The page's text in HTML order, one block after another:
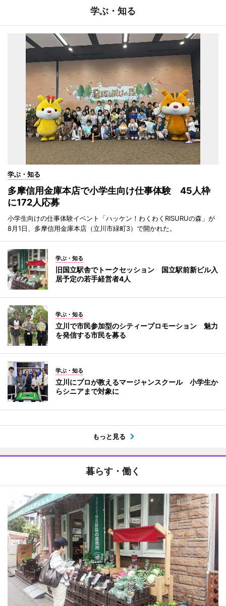
学ぶ・知る
学ぶ・知る
多摩信用金庫本店で小学生向け仕事体験 45人枠
に172人応募
小学生向けの仕事体験イベント「ハッケン！わくわくRISURUの森」が
8月1日、多摩信用金庫本店（立川市緑町3）で開かれた。
学ぶ・知る
旧国立駅舎でトークセッション 国立駅前新ビル入
居予定の若手経営者4人
学ぶ・知る
立川で市民参加型のシティープロモーション 魅力
を発信する市民を募る
学ぶ・知る
立川にプロが教えるマージャンスクール 小学生か
らシニアまで対象に
もっと見る
暮らす・働く